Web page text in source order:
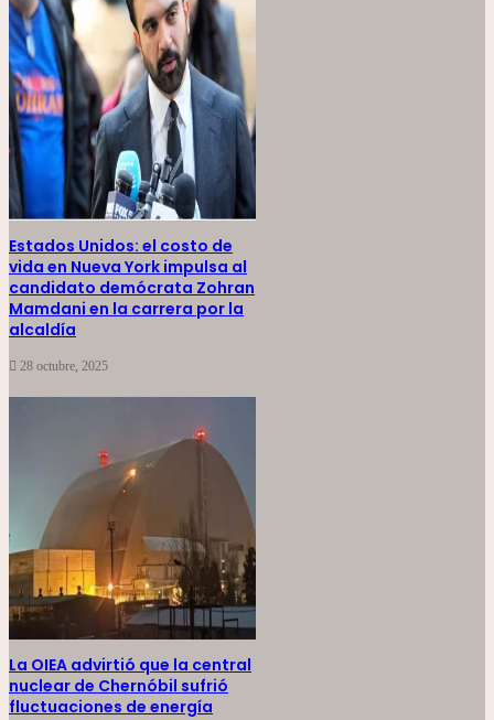
Estados Unidos: el costo de
vida en Nueva York impulsa al
candidato demócrata Zohran
Mamdani en la carrera por la
alcaldía
28 octubre, 2025
La OIEA advirtió que la central
nuclear de Chernóbil sufrió
fluctuaciones de energía